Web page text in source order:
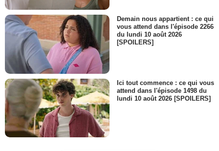
Demain nous appartient : ce qui
vous attend dans l'épisode 2266
du lundi 10 août 2026
[SPOILERS]
Ici tout commence : ce qui vous
attend dans l'épisode 1498 du
lundi 10 août 2026 [SPOILERS]